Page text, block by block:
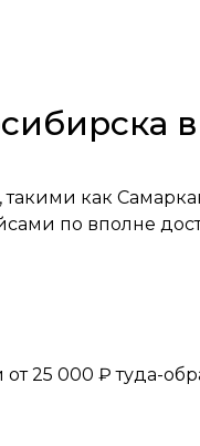
как
по вполне
25 000 ₽ туда-